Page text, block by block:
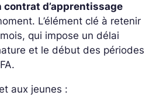
contrat d’apprentissage
L’élément clé à retenir
qui impose un délai
et le début des périodes
aux jeunes :